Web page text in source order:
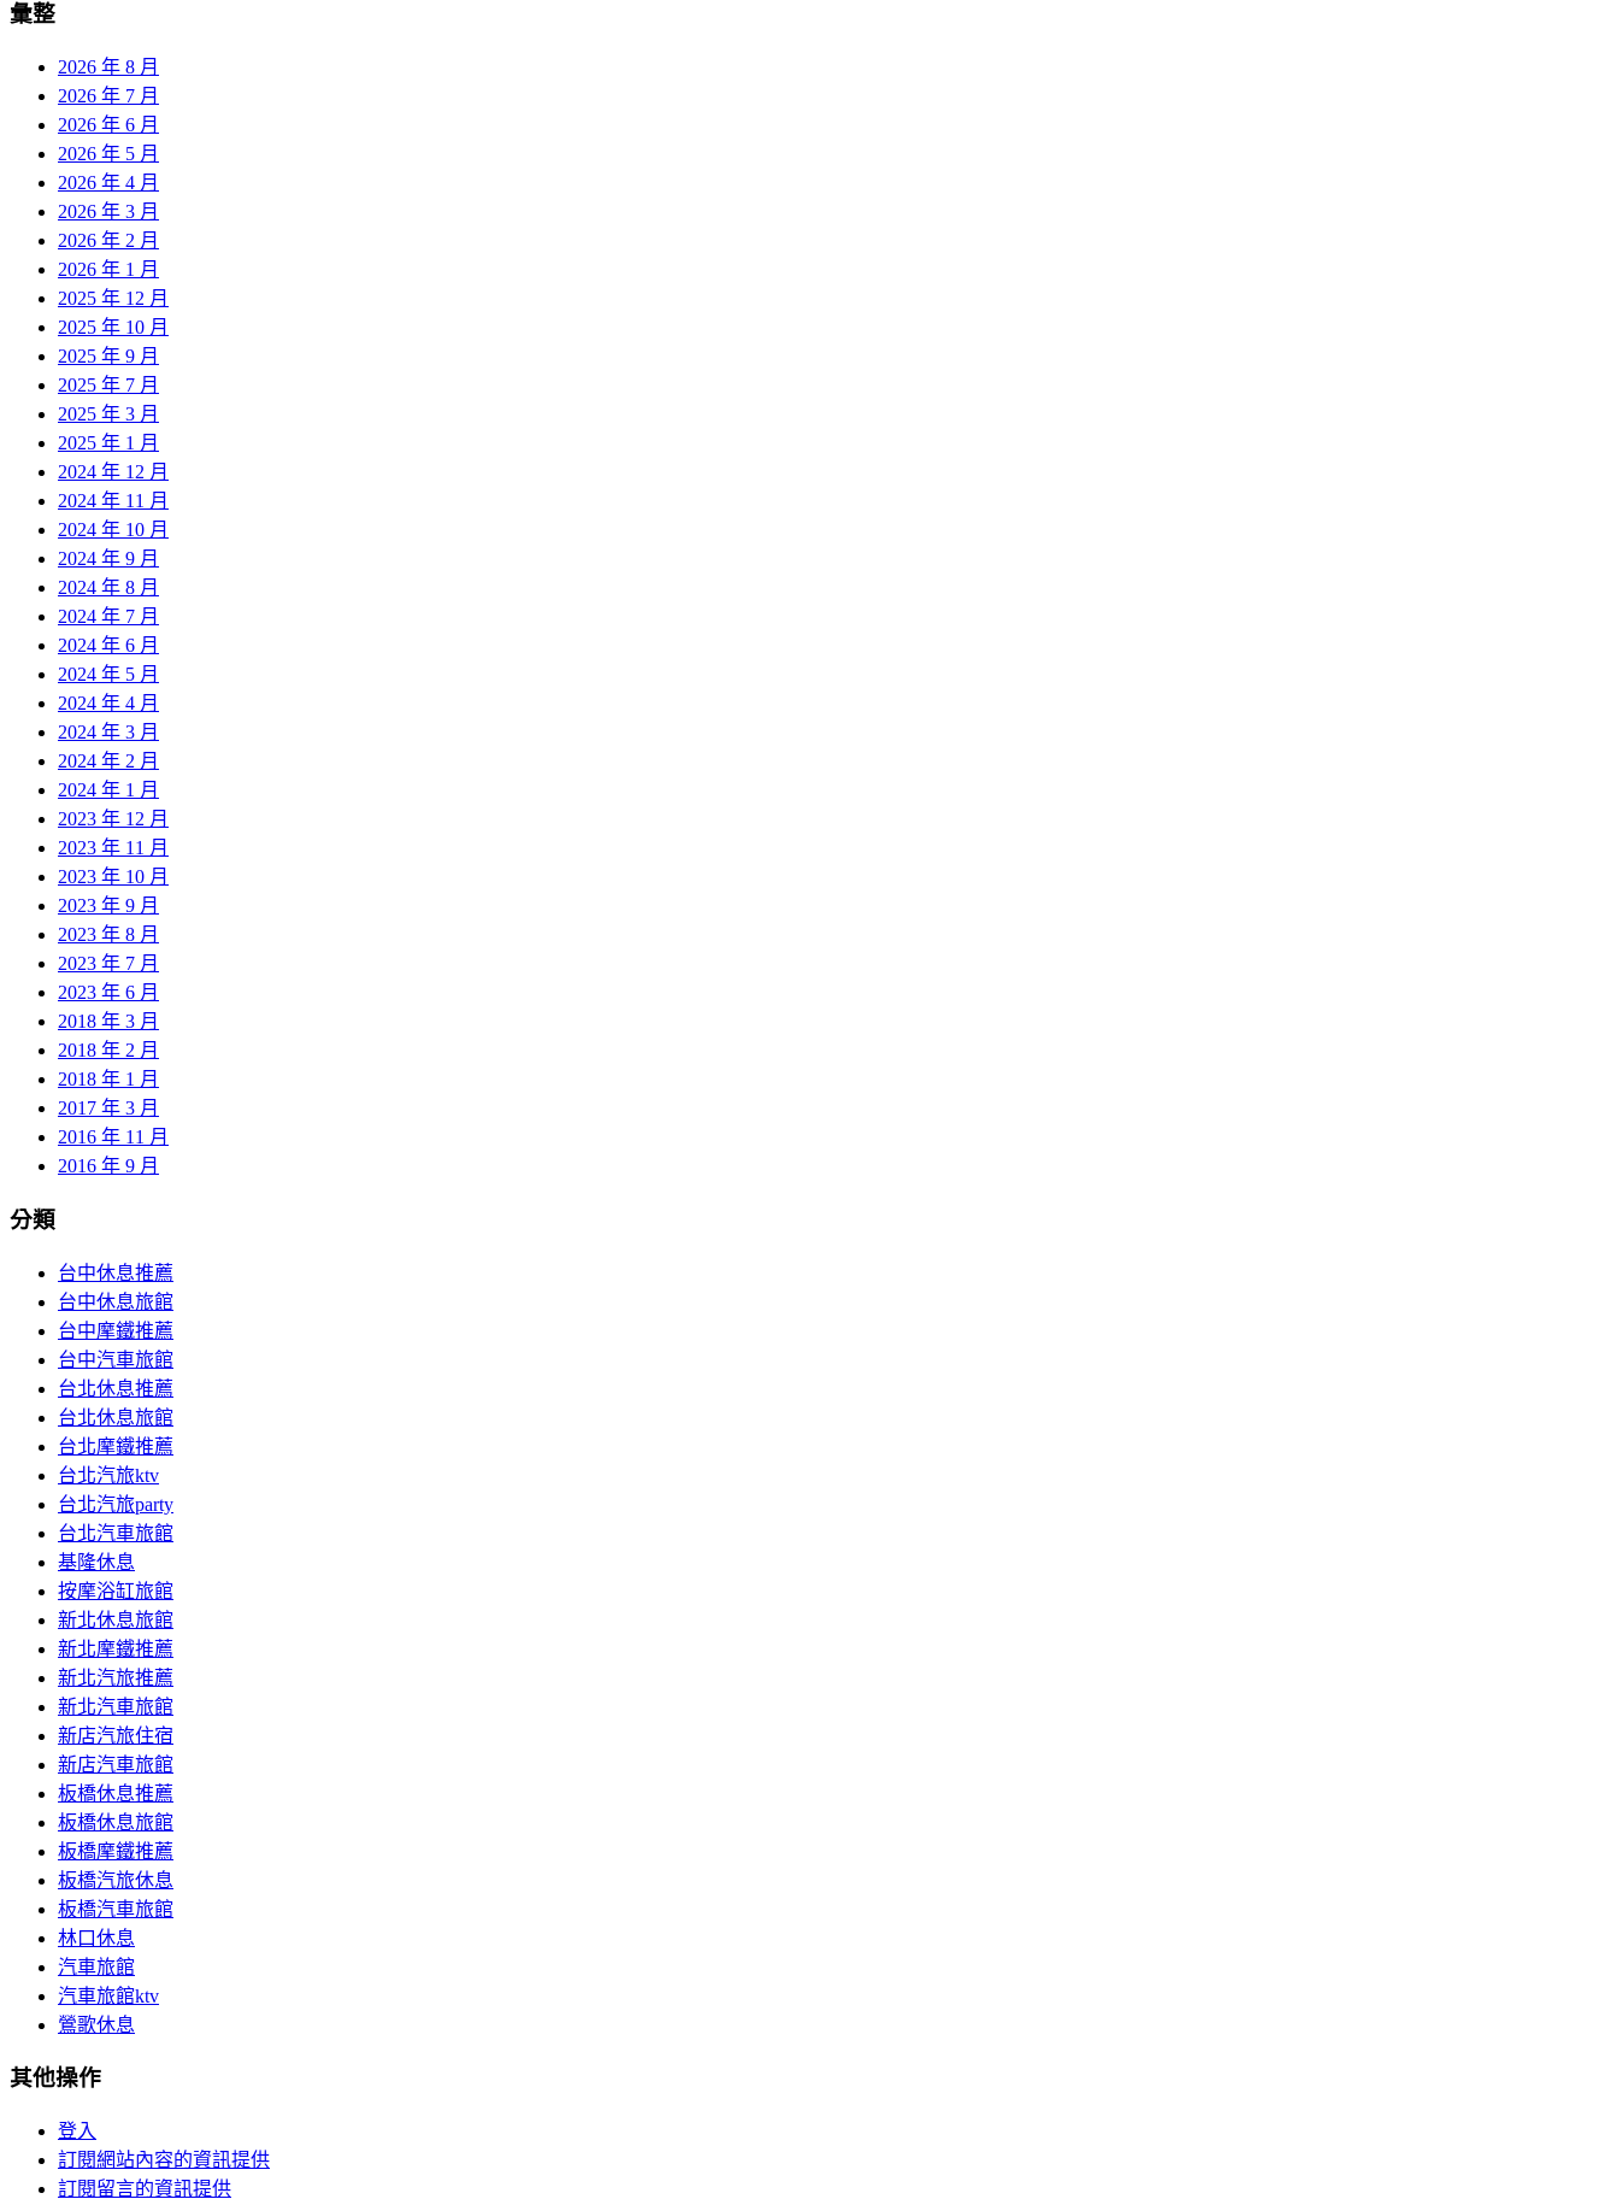
彙整
2026 年 8 月
2026 年 7 月
2026 年 6 月
2026 年 5 月
2026 年 4 月
2026 年 3 月
2026 年 2 月
2026 年 1 月
2025 年 12 月
2025 年 10 月
2025 年 9 月
2025 年 7 月
2025 年 3 月
2025 年 1 月
2024 年 12 月
2024 年 11 月
2024 年 10 月
2024 年 9 月
2024 年 8 月
2024 年 7 月
2024 年 6 月
2024 年 5 月
2024 年 4 月
2024 年 3 月
2024 年 2 月
2024 年 1 月
2023 年 12 月
2023 年 11 月
2023 年 10 月
2023 年 9 月
2023 年 8 月
2023 年 7 月
2023 年 6 月
2018 年 3 月
2018 年 2 月
2018 年 1 月
2017 年 3 月
2016 年 11 月
2016 年 9 月
分類
台中休息推薦
台中休息旅館
台中摩鐵推薦
台中汽車旅館
台北休息推薦
台北休息旅館
台北摩鐵推薦
台北汽旅ktv
台北汽旅party
台北汽車旅館
基隆休息
按摩浴缸旅館
新北休息旅館
新北摩鐵推薦
新北汽旅推薦
新北汽車旅館
新店汽旅住宿
新店汽車旅館
板橋休息推薦
板橋休息旅館
板橋摩鐵推薦
板橋汽旅休息
板橋汽車旅館
林口休息
汽車旅館
汽車旅館ktv
鶯歌休息
其他操作
登入
訂閱網站內容的資訊提供
訂閱留言的資訊提供